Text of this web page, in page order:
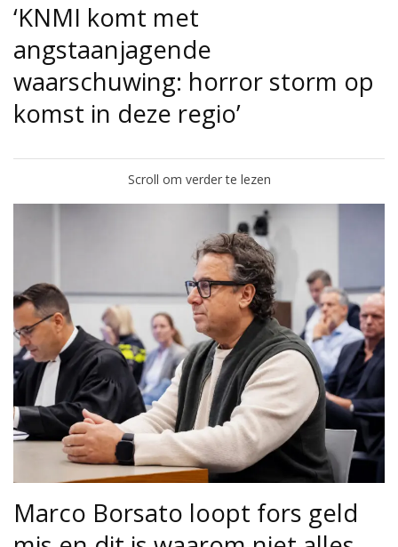
‘KNMI komt met
angstaanjagende
waarschuwing: horror storm op
komst in deze regio’
Scroll om verder te lezen
Marco Borsato loopt fors geld